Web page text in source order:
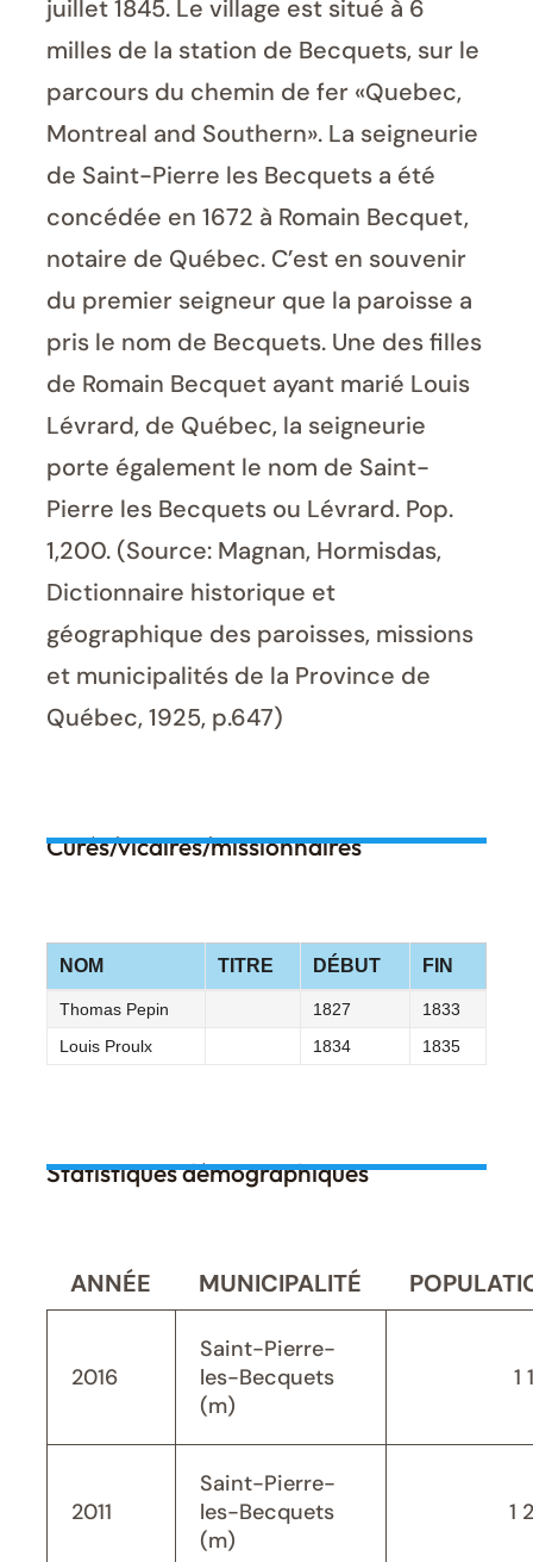
juillet 1845. Le village est situé à 6
milles de la station de Becquets, sur le
parcours du chemin de fer «Quebec,
Montreal and Southern». La seigneurie
de Saint-Pierre les Becquets a été
concédée en 1672 à Romain Becquet,
notaire de Québec. C’est en souvenir
du premier seigneur que la paroisse a
pris le nom de Becquets. Une des filles
de Romain Becquet ayant marié Louis
Lévrard, de Québec, la seigneurie
porte également le nom de Saint-
Pierre les Becquets ou Lévrard. Pop.
1,200. (Source: Magnan, Hormisdas,
Dictionnaire historique et
géographique des paroisses, missions
et municipalités de la Province de
Québec, 1925, p.647)
Curés/vicaires/missionnaires
NOM TITRE DÉBUT FIN
Thomas Pepin 1827
1833
Louis Proulx
1834 1835
Statistiques démographiques
ANNÉE MUNICIPALITÉ
2016
Saint-Pierre-
les-Becquets
(m)
1
2011
Saint-Pierre-
les-Becquets
(m)
1